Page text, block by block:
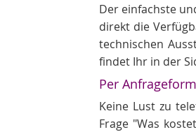
Der einfachste
direkt die
technischen
findet Ihr in der
Per
Keine Lust zu
Frage "Was